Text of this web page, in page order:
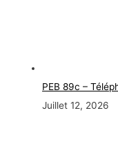
PEB 89c –
Juillet 12, 2026